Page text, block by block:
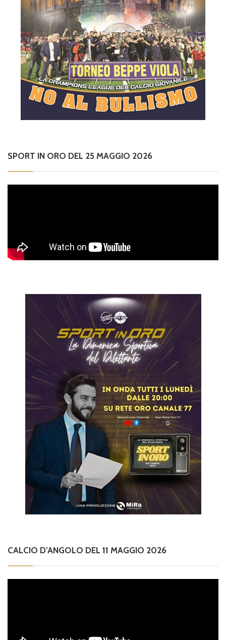
SPORT IN ORO DEL 25 MAGGIO 2026
CALCIO D’ANGOLO DEL 11 MAGGIO 2026